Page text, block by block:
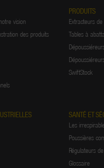
vision
des produits
PRODUITS
Extracteurs
Tables à
SwiftStock
SANTÉ ET
Les
Poussières
Régulateurs
Glossaire